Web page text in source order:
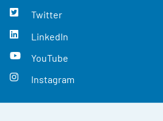
Twitter
LinkedIn
YouTube
Instagram